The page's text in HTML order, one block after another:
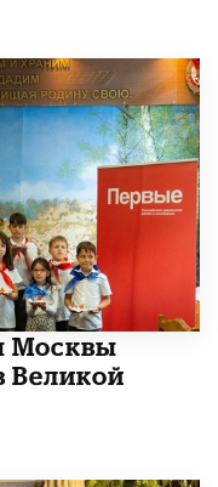
Москвы
Великой